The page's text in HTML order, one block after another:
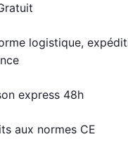
logistique,
express 48h
aux normes CE